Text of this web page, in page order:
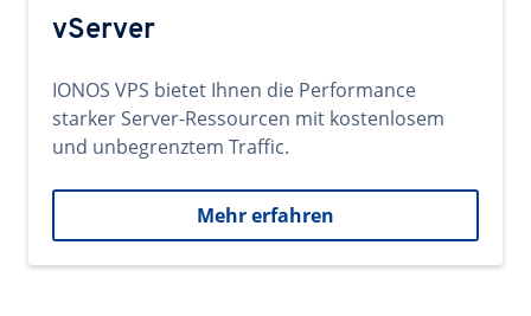
vServer
IONOS VPS bietet Ihnen die Performance
starker Server-Ressourcen mit kostenlosem
und unbegrenztem Traffic.
Mehr erfahren